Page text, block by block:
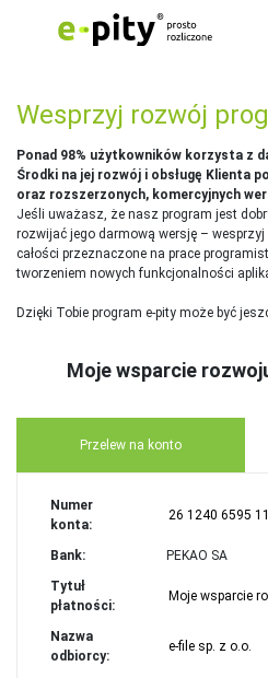
Wesprzyj rozwój
Ponad 98% użytkowników korzysta z
Środki na jej rozwój i obsługę Klienta
oraz rozszerzonych, komercyjnych
Jeśli uważasz, że nasz program jest
rozwijać jego darmową wersję –
całości przeznaczone na prace
tworzeniem nowych funkcjonalności
Dzięki Tobie program e-pity może być
Moje wsparcie
Przelew na konto
Numer
konta:
Bank:
PEKAO SA
Tytuł
płatności:
Nazwa
odbiorcy: